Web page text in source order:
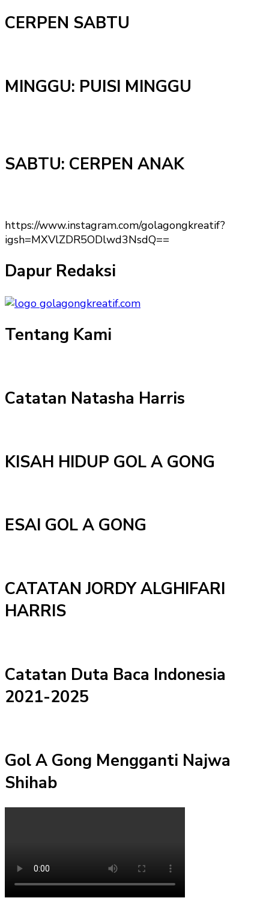
CERPEN SABTU
MINGGU: PUISI MINGGU
SABTU: CERPEN ANAK
https://www.instagram.com/golagongkreatif?
igsh=MXVlZDR5ODlwd3NsdQ==
Dapur Redaksi
Tentang Kami
Catatan Natasha Harris
KISAH HIDUP GOL A GONG
ESAI GOL A GONG
CATATAN JORDY ALGHIFARI
HARRIS
Catatan Duta Baca Indonesia
2021-2025
Gol A Gong Mengganti Najwa
Shihab